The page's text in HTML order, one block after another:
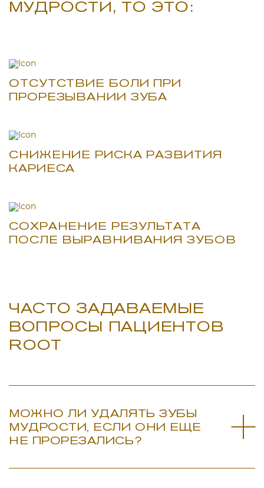
МУДРОСТИ, ТО ЭТО:
ОТСУТСТВИЕ БОЛИ ПРИ
ПРОРЕЗЫВАНИИ ЗУБА
СНИЖЕНИЕ РИСКА РАЗВИТИЯ
КАРИЕСА
СОХРАНЕНИЕ РЕЗУЛЬТАТА
ПОСЛЕ ВЫРАВНИВАНИЯ ЗУБОВ
ЧАСТО ЗАДАВАЕМЫЕ
ВОПРОСЫ ПАЦИЕНТОВ
ROOT
МОЖНО ЛИ УДАЛЯТЬ ЗУБЫ
МУДРОСТИ, ЕСЛИ ОНИ ЕЩЕ
НЕ ПРОРЕЗАЛИСЬ?